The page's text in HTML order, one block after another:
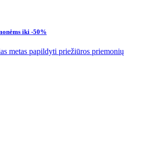
iki -50%
metas papildyti priežiūros priemonių